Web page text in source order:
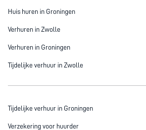
Huis huren in Groningen
Verhuren in Zwolle
Verhuren in Groningen
Tijdelijke verhuur in Zwolle
Tijdelijke verhuur in Groningen
Verzekering voor huurder